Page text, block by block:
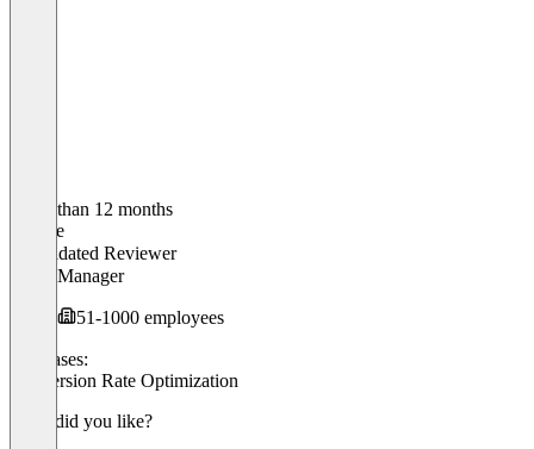
Older than 12 months
Nadine
Validated Reviewer
CRM Manager
51-1000 employees
Use cases:
Conversion Rate Optimization
What did you like?